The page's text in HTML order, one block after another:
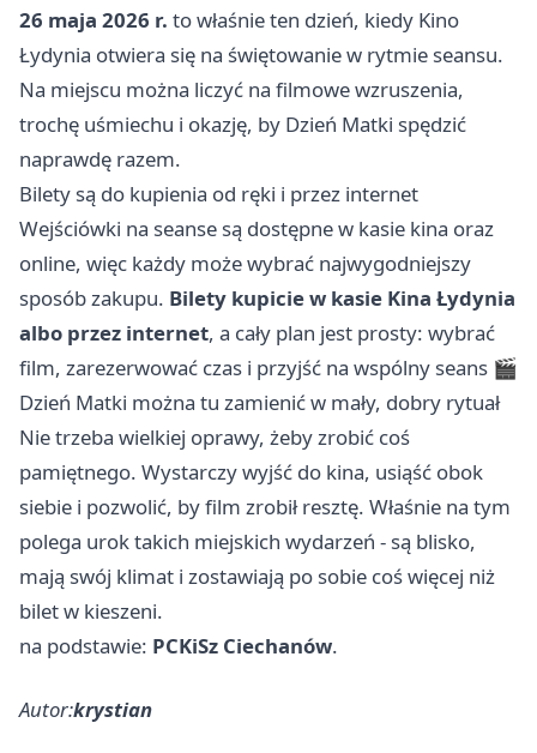
26 maja 2026 r. to właśnie ten dzień, kiedy Kino
Łydynia otwiera się na świętowanie w rytmie seansu.
Na miejscu można liczyć na filmowe wzruszenia,
trochę uśmiechu i okazję, by Dzień Matki spędzić
naprawdę razem.
Bilety są do kupienia od ręki i przez internet
Wejściówki na seanse są dostępne w kasie kina oraz
online, więc każdy może wybrać najwygodniejszy
sposób zakupu. Bilety kupicie w kasie Kina Łydynia
albo przez internet, a cały plan jest prosty: wybrać
film, zarezerwować czas i przyjść na wspólny seans 🎬
Dzień Matki można tu zamienić w mały, dobry rytuał
Nie trzeba wielkiej oprawy, żeby zrobić coś
pamiętnego. Wystarczy wyjść do kina, usiąść obok
siebie i pozwolić, by film zrobił resztę. Właśnie na tym
polega urok takich miejskich wydarzeń - są blisko,
mają swój klimat i zostawiają po sobie coś więcej niż
bilet w kieszeni.
na podstawie: PCKiSz Ciechanów.
Autor:krystian